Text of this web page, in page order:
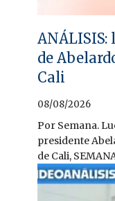
ANÁLISIS:
de
Cali
08/08/2026
Por Semana.
presidente
de Cali,